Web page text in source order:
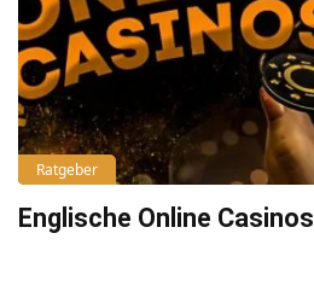
Ratgeber
Englische Online Casinos